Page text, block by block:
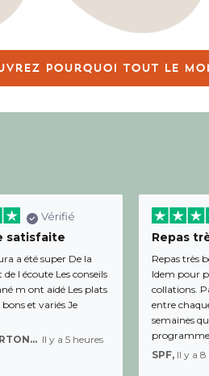
pourquoi tout le
Vérifié
satisfaite
a été super De la
l écoute Les conseils
m ont aidé Les plats
et variés Je
Sandrine CARTON-BRACQ, Il y a 5 heures
Repas
Repas très
Idem pour
collations.
entre
semaines
programme
SPF, Il y a